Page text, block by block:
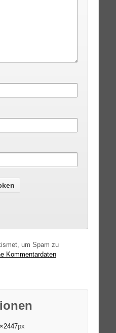
um Spam zu
Kommentardaten
px